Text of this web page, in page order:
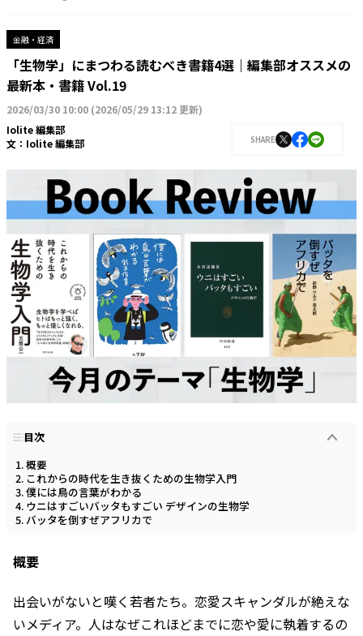
金融・経済
「生物学」にまつわる読むべき書籍4選｜編集部オススメの
最新本・書籍 Vol.19
2026/03/30 10:00 (2026/05/29 13:12 更新)
Iolite 編集部
文： Iolite 編集部 SHARE
目次
概要
これからの時代を生き抜くための生物学入門
僕には鳥の言葉がわかる
ウニはすごいバッタもすごい デザインの生物学
バッタを倒すぜアフリカで
概要
出会いがないと嘆く若者たち。恋愛スキャンダルが絶えな
いメディア。人はなぜこれほどまでに恋や愛に執着するの